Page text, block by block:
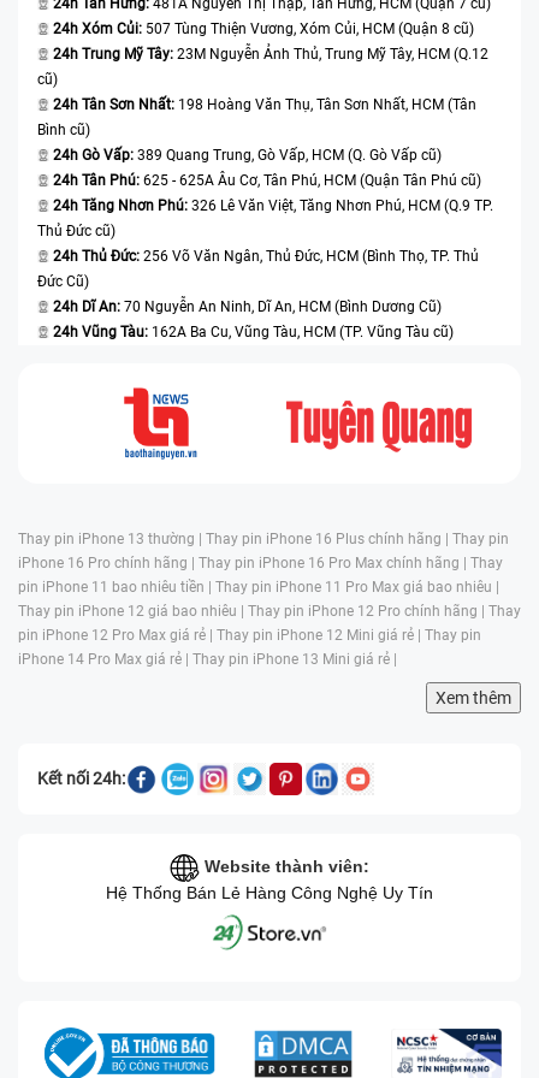
phút.
Bên cạnh việc thay pin, trung tâm còn cung cấp cho
trải nghiệm hơn như : thay màn hình laptop Dell,
nâng cấp RAM các dòng laptop Dell, thay ổ cứng,
cài Windows/MacOS…
Đặc biệt hơn, bạn sẽ được giảm giá tối đa 10% (tối
đa là 50.000 đồng) trên hóa đơn thanh toán nếu là
tài xế xe công nghệ hay học sinh - sinh viên khi liên
hệ đặt lịch trước với trung tâm.
Quy trình sửa chữa tại Bệnh Viện Điện Thoại, Laptop
Bước 1: Cập nhật thông tin khách hàng
điều đầu tiên bộ phận tiếp tân sẽ tiếp nhận thông tin
của khách hàng khai báo về thay pin trên máy tính của
khách hàng. Khách hàng sẽ được báo giá về sản
chính của mình. Khi khách hàng không còn thắc mắc
24h Xóm Củi: 507 Tùng Thiện Vương, Xóm Củi, HCM (Quận 8 cũ)
24h Trung Mỹ Tây: 23M Nguyễn Ảnh Thủ, Trung Mỹ Tây, HCM (Q.12
cũ)
24h Tân Sơn Nhất: 198 Hoàng Văn Thụ, Tân Sơn Nhất, HCM (Tân
Bình cũ)
24h Gò Vấp: 389 Quang Trung, Gò Vấp, HCM (Q. Gò Vấp cũ)
24h Tân Phú: 625 - 625A Âu Cơ, Tân Phú, HCM (Quận Tân Phú cũ)
24h Tăng Nhơn Phú: 326 Lê Văn Việt, Tăng Nhơn Phú, HCM (Q.9 TP.
Thủ Đức cũ)
24h Thủ Đức: 256 Võ Văn Ngân, Thủ Đức, HCM (Bình Thọ, TP. Thủ
Đức Cũ)
24h Dĩ An: 70 Nguyễn An Ninh, Dĩ An, HCM (Bình Dương Cũ)
24h Vũng Tàu: 162A Ba Cu, Vũng Tàu, HCM (TP. Vũng Tàu cũ)
Thay pin iPhone 13 thường | Thay pin iPhone 16 Plus chính hãng | Thay pin
iPhone 16 Pro chính hãng | Thay pin iPhone 16 Pro Max chính hãng | Thay
pin iPhone 11 bao nhiêu tiền | Thay pin iPhone 11 Pro Max giá bao nhiêu |
Thay pin iPhone 12 giá bao nhiêu | Thay pin iPhone 12 Pro chính hãng | Thay
pin iPhone 12 Pro Max giá rẻ | Thay pin iPhone 12 Mini giá rẻ | Thay pin
iPhone 14 Pro Max giá rẻ | Thay pin iPhone 13 Mini giá rẻ |
Xem thêm
Kết nối 24h:
Website thành viên:
Hệ Thống Bán Lẻ Hàng Công Nghệ Uy Tín